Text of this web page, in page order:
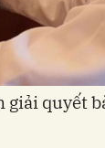
quyết